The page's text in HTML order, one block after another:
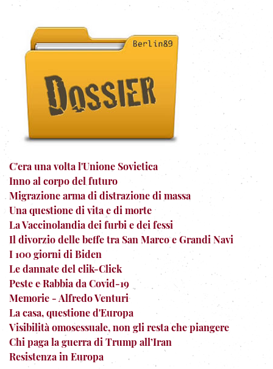
C'era una volta l'Unione Sovietica
Inno al corpo del futuro
Migrazione arma di distrazione di massa
Una questione di vita e di morte
La Vaccinolandia dei furbi e dei fessi
Il divorzio delle beffe tra San Marco e Grandi Navi
I 100 giorni di Biden
Le dannate del clik-Click
Peste e Rabbia da Covid-19
Memorie - Alfredo Venturi
La casa, questione d'Europa
Visibilità omosessuale, non gli resta che piangere
Chi paga la guerra di Trump all’Iran
Resistenza in Europa